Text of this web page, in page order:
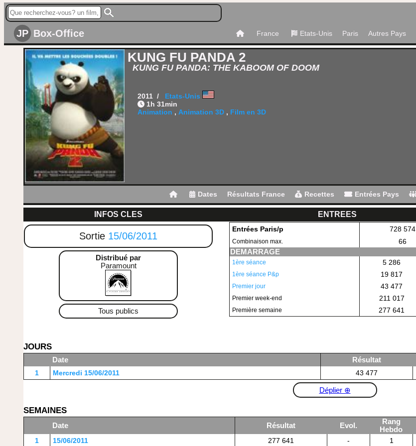
JP Box-Office France Etats-Unis Paris Autres Pays
KUNG FU PANDA 2
KUNG FU PANDA: THE KABOOM OF DOOM
2011 / Etats-Unis
1h 31min
Animation , Animation 3D , Film en 3D
Dates Résultats France Recettes Entrées Pays
INFOS CLES ENTREES
Sortie 15/06/2011
Distribué par
Paramount
Tous publics
Entrées Paris/p 728 574
Combinaison max.
66
DEMARRAGE
1ère séance 5 286
1ère séance P&p 19 817
Premier jour 43 477
Premier week-end
211 017
Première semaine
277 641
JOURS
Date Résultat
1
Mercredi 15/06/2011 43 477
Déplier ⊕
SEMAINES
Date Résultat Evol.
Rang
Hebdo
1
15/06/2011 277 641 - 1